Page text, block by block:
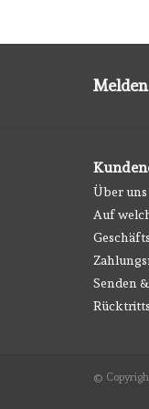
Über uns
Auf
Senden
©